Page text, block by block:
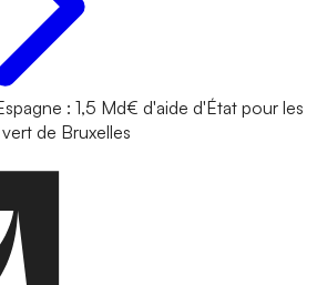
: 1,5 Md€ d'aide d'État pour les
de Bruxelles